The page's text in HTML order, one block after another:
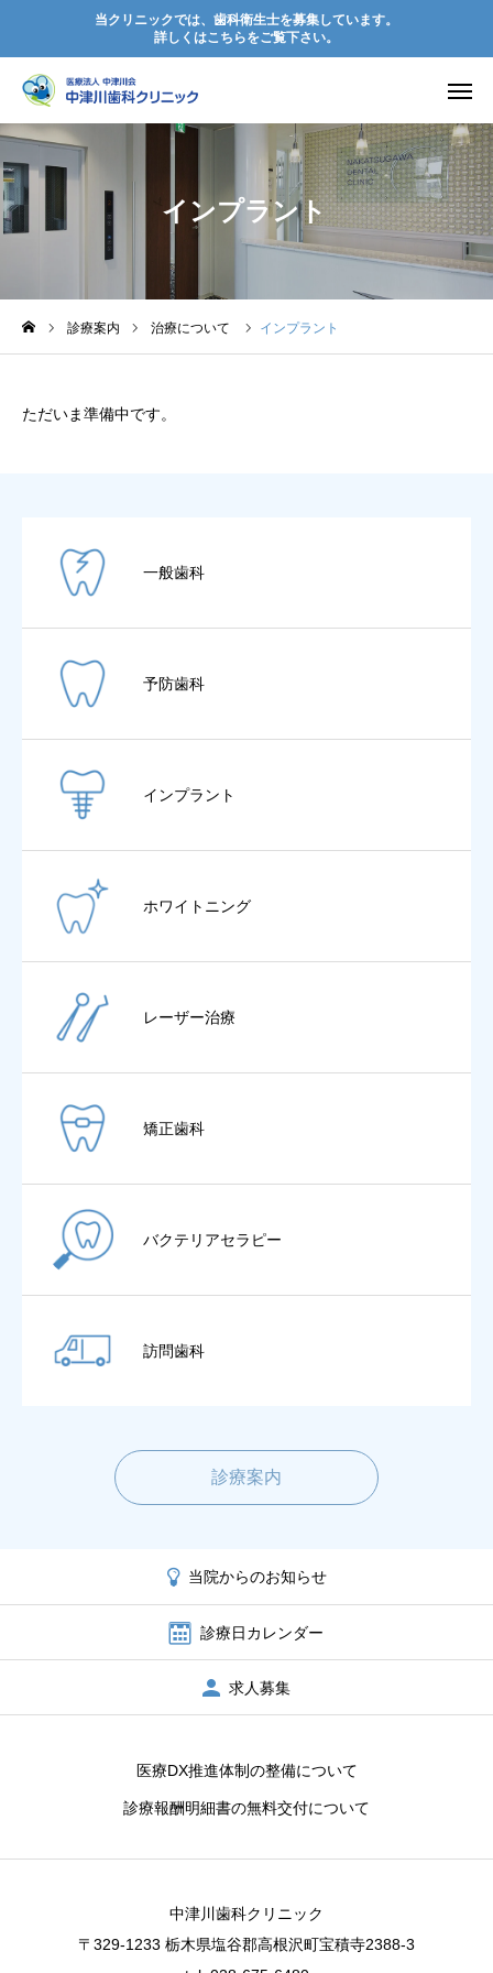
当クリニックでは、歯科衛生士を募集しています。
詳しくはこちらをご覧下さい。
インプラント
診療案内 治療について インプラント
ただいま準備中です。
一般歯科
予防歯科
インプラント
ホワイトニング
レーザー治療
矯正歯科
バクテリアセラピー
訪問歯科
診療案内
当院からのお知らせ
診療日カレンダー
求人募集
医療DX推進体制の整備について
診療報酬明細書の無料交付について
中津川歯科クリニック
〒329-1233 栃木県塩谷郡高根沢町宝積寺2388-3
初診の方へ
診療案内 カレンダー
アクセス お知らせ
院内紹介
中津川循環器科内科クリニック